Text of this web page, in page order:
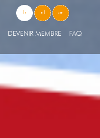
skip to content
fr nl en
DEVENIR MEMBRE FAQ